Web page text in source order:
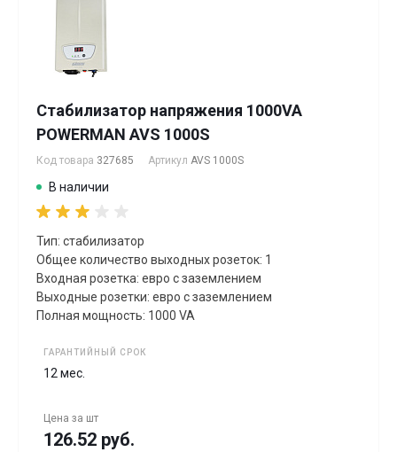
Стабилизатор напряжения 1000VA
POWERMAN AVS 1000S
Код товара 327685 Артикул AVS 1000S
В наличии
Тип: стабилизатор
Общее количество выходных розеток: 1
Входная розетка: евро с заземлением
Выходные розетки: евро с заземлением
Полная мощность: 1000 VA
ГАРАНТИЙНЫЙ СРОК
12 мес.
Цена за шт
126.52 руб.